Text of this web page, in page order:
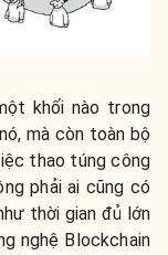
khối nào trong
mà còn toàn bộ
thao túng công
phải ai cũng có
thời gian đủ lớn
nghệ Blockchain